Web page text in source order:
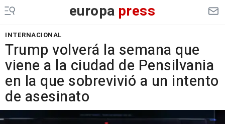
europa press
INTERNACIONAL
Trump volverá la semana que
viene a la ciudad de Pensilvania
en la que sobrevivió a un intento
de asesinato